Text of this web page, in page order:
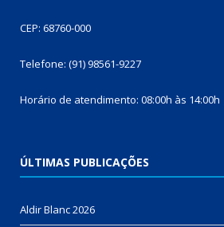
CEP: 68760-000
Telefone: (91) 98561-9227
Horário de atendimento: 08:00h às 14:00h
ÚLTIMAS PUBLICAÇÕES
Aldir Blanc 2026